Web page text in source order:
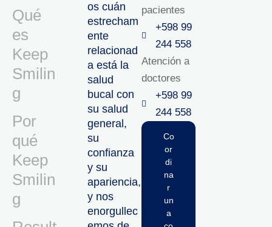
Qué
es
Keep
Smilin
g
Por
qué
Keep
Smilin
g
os cuán
estrecham
ente
relacionad
a está la
salud
bucal con
su salud
general,
su
confianza
y su
apariencia,
y nos
enorgullec
pacientes
+598 99
244 558
Atención a
doctores
+598 99
244 558‬‬
Co
or
di
na
r
un
a